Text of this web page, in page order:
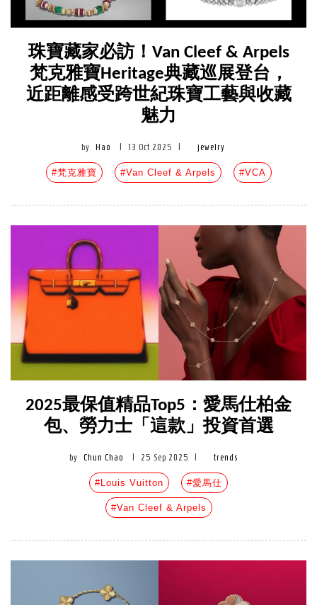
珠寶藏家必訪！Van Cleef & Arpels
梵克雅寶Heritage典藏巡展登台，
近距離感受跨世紀珠寶工藝與收藏
魅力
by Hao 13 Oct 2025 jewelry
#梵克雅寶 #Van Cleef & Arpels #VCA
2025最保值精品Top5：愛馬仕柏金
包、勞力士「這款」投資首選
by Chun Chao 25 Sep 2025 trends
#Louis Vuitton #愛馬仕
#Van Cleef & Arpels